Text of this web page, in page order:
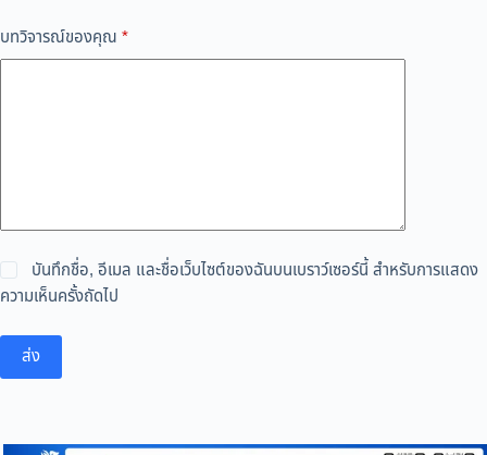
บทวิจารณ์ของคุณ *
บันทึกชื่อ, อีเมล และชื่อเว็บไซต์ของฉันบนเบราว์เซอร์นี้ สำหรับการแสดง
ความเห็นครั้งถัดไป
ส่ง